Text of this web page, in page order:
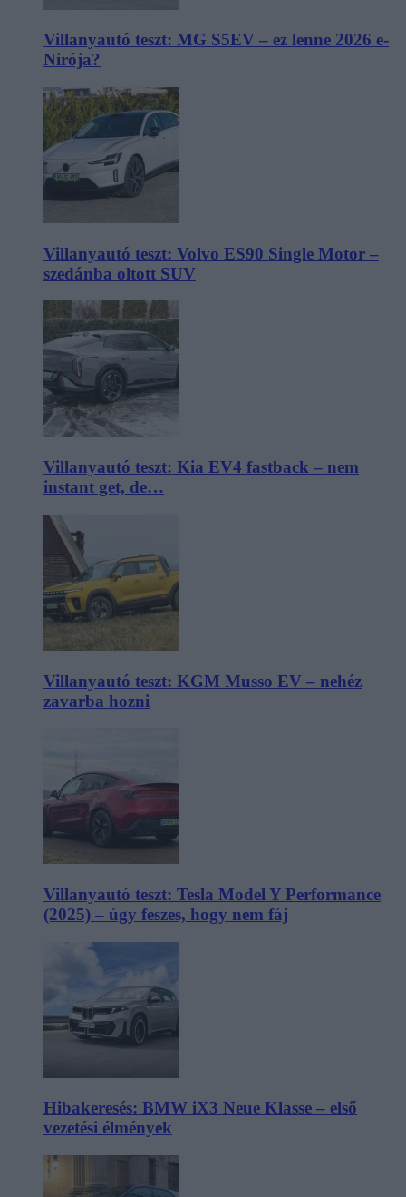
Villanyautó teszt: MG S5EV – ez lenne 2026 e-
Nirója?
Villanyautó teszt: Volvo ES90 Single Motor –
szedánba oltott SUV
Villanyautó teszt: Kia EV4 fastback – nem
instant get, de…
Villanyautó teszt: KGM Musso EV – nehéz
zavarba hozni
Villanyautó teszt: Tesla Model Y Performance
(2025) – úgy feszes, hogy nem fáj
Hibakeresés: BMW iX3 Neue Klasse – első
vezetési élmények